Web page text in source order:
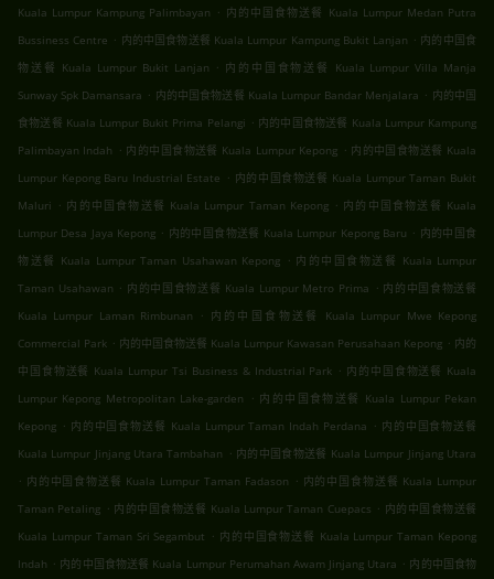
Kuala Lumpur Kampung Palimbayan . 内的中国食物送餐 Kuala Lumpur Medan Putra
Bussiness Centre . 内的中国食物送餐 Kuala Lumpur Kampung Bukit Lanjan . 内的中国食
物送餐 Kuala Lumpur Bukit Lanjan . 内的中国食物送餐 Kuala Lumpur Villa Manja
Sunway Spk Damansara . 内的中国食物送餐 Kuala Lumpur Bandar Menjalara . 内的中国
食物送餐 Kuala Lumpur Bukit Prima Pelangi . 内的中国食物送餐 Kuala Lumpur Kampung
Palimbayan Indah . 内的中国食物送餐 Kuala Lumpur Kepong . 内的中国食物送餐 Kuala
Lumpur Kepong Baru Industrial Estate . 内的中国食物送餐 Kuala Lumpur Taman Bukit
Maluri . 内的中国食物送餐 Kuala Lumpur Taman Kepong . 内的中国食物送餐 Kuala
Lumpur Desa Jaya Kepong . 内的中国食物送餐 Kuala Lumpur Kepong Baru . 内的中国食
物送餐 Kuala Lumpur Taman Usahawan Kepong . 内的中国食物送餐 Kuala Lumpur
Taman Usahawan . 内的中国食物送餐 Kuala Lumpur Metro Prima . 内的中国食物送餐
Kuala Lumpur Laman Rimbunan
. 内的中国食物送餐 Kuala Lumpur Mwe Kepong
Commercial Park . 内的中国食物送餐 Kuala Lumpur Kawasan Perusahaan Kepong . 内的
中国食物送餐 Kuala Lumpur Tsi Business & Industrial Park . 内的中国食物送餐 Kuala
Lumpur Kepong Metropolitan Lake-garden
. 内的中国食物送餐 Kuala Lumpur Pekan
Kepong . 内的中国食物送餐 Kuala Lumpur Taman Indah Perdana . 内的中国食物送餐
Kuala Lumpur Jinjang Utara Tambahan . 内的中国食物送餐 Kuala Lumpur Jinjang Utara
. 内的中国食物送餐 Kuala Lumpur Taman Fadason . 内的中国食物送餐 Kuala Lumpur
Taman Petaling . 内的中国食物送餐 Kuala Lumpur Taman Cuepacs . 内的中国食物送餐
Kuala Lumpur Taman Sri Segambut . 内的中国食物送餐 Kuala Lumpur Taman Kepong
Indah . 内的中国食物送餐 Kuala Lumpur Perumahan Awam Jinjang Utara . 内的中国食物